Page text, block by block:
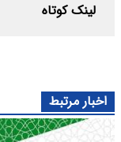
لینک کوتاه
اخبار مرتبط